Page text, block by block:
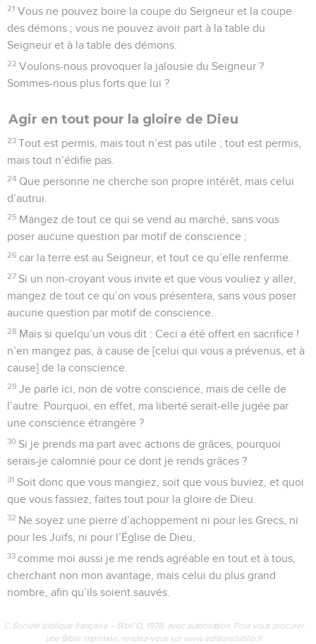
21 Vous ne pouvez boire la coupe du Seigneur et la coupe
des démons ; vous ne pouvez avoir part à la table du
Seigneur et à la table des démons.
22 Voulons-nous provoquer la jalousie du Seigneur ?
Sommes-nous plus forts que lui ?
Agir en tout pour la gloire de Dieu
23 Tout est permis, mais tout n’est pas utile ; tout est permis,
mais tout n’édifie pas.
24 Que personne ne cherche son propre intérêt, mais celui
d’autrui.
25 Mangez de tout ce qui se vend au marché, sans vous
poser aucune question par motif de conscience ;
26 car la terre est au Seigneur, et tout ce qu’elle renferme.
27 Si un non-croyant vous invite et que vous vouliez y aller,
mangez de tout ce qu’on vous présentera, sans vous poser
aucune question par motif de conscience.
28 Mais si quelqu’un vous dit : Ceci a été offert en sacrifice !
n’en mangez pas, à cause de [celui qui vous a prévenus, et à
cause] de la conscience.
29 Je parle ici, non de votre conscience, mais de celle de
l’autre. Pourquoi, en effet, ma liberté serait-elle jugée par
une conscience étrangère ?
30 Si je prends ma part avec actions de grâces, pourquoi
serais-je calomnié pour ce dont je rends grâces ?
31 Soit donc que vous mangiez, soit que vous buviez, et quoi
que vous fassiez, faites tout pour la gloire de Dieu.
32 Ne soyez une pierre d’achoppement ni pour les Grecs, ni
pour les Juifs, ni pour l’Église de Dieu,
33 comme moi aussi je me rends agréable en tout et à tous,
cherchant non mon avantage, mais celui du plus grand
nombre, afin qu’ils soient sauvés.
© Société biblique française – Bibli’O, 1978, avec autorisation. Pour vous procurer
une Bible imprimée, rendez-vous sur www.editionsbiblio.fr